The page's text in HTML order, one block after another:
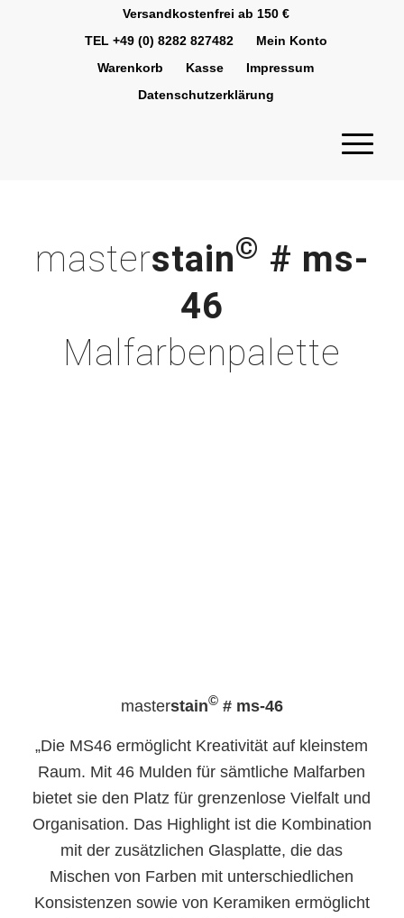
Versandkostenfrei ab 150 €
TEL +49 (0) 8282 827482
Mein Konto
Warenkorb
Kasse
Impressum
Datenschutzerklärung
masterstain© # ms-
46
Malfarbenpalette
masterstain©# ms-46
„Die MS46 ermöglicht Kreativität auf kleinstem
Raum. Mit 46 Mulden für sämtliche Malfarben
bietet sie den Platz für grenzenlose Vielfalt und
Organisation. Das Highlight ist die Kombination
mit der zusätzlichen Glasplatte, die das
Mischen von Farben mit unterschiedlichen
Konsistenzen sowie von Keramiken ermöglicht